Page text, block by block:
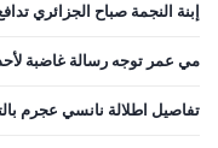
إبنة النجمة صباح الجزائري
مي عمر توجه رسالة غاضبة لأحد
تفاصيل اطلالة نانسي عجرم